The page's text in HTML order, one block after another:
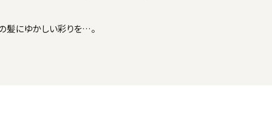
髪にゆかしい彩りを…。